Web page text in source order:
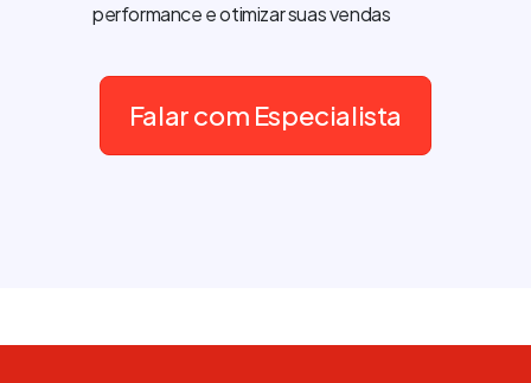
performance e otimizar suas vendas
Falar com Especialista